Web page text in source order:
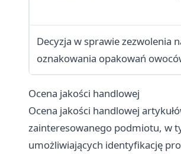
Decyzja w sprawie zezwolenia
oznakowania opakowań
Ocena jakości handlowej
Ocena jakości handlowej
zainteresowanego podmiotu, w
umożliwiających identyfikację